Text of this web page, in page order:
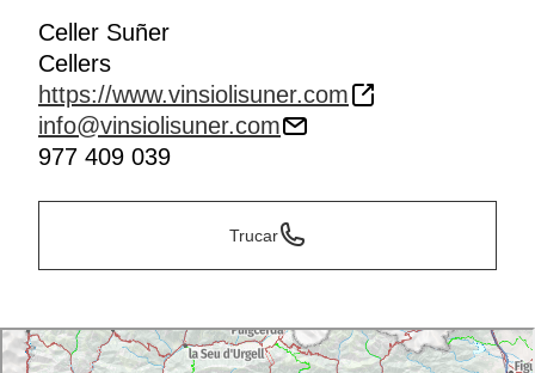
Celler Suñer
Cellers
https://www.vinsiolisuner.com
info@vinsiolisuner.com
977 409 039
Trucar